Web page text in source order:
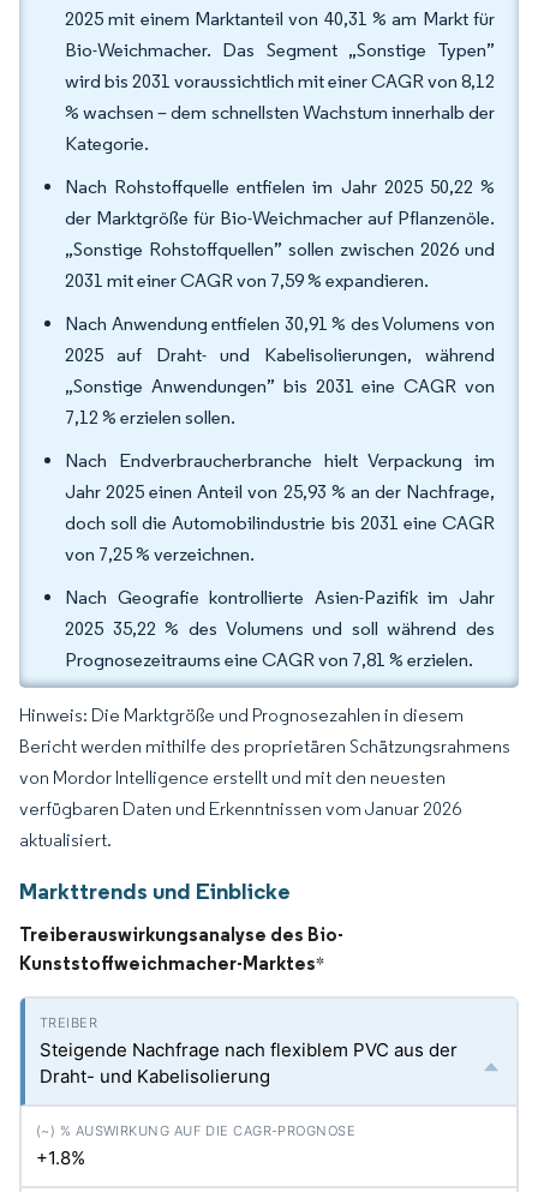
2025 mit einem Marktanteil von 40,31 % am Markt für
Bio-Weichmacher. Das Segment „Sonstige Typen”
wird bis 2031 voraussichtlich mit einer CAGR von 8,12
% wachsen – dem schnellsten Wachstum innerhalb der
Kategorie.
Nach Rohstoffquelle entfielen im Jahr 2025 50,22 %
der Marktgröße für Bio-Weichmacher auf Pflanzenöle.
„Sonstige Rohstoffquellen” sollen zwischen 2026 und
2031 mit einer CAGR von 7,59 % expandieren.
Nach Anwendung entfielen 30,91 % des Volumens von
2025 auf Draht- und Kabelisolierungen, während
„Sonstige Anwendungen” bis 2031 eine CAGR von
7,12 % erzielen sollen.
Nach Endverbraucherbranche hielt Verpackung im
Jahr 2025 einen Anteil von 25,93 % an der Nachfrage,
doch soll die Automobilindustrie bis 2031 eine CAGR
von 7,25 % verzeichnen.
Nach Geografie kontrollierte Asien-Pazifik im Jahr
2025 35,22 % des Volumens und soll während des
Prognosezeitraums eine CAGR von 7,81 % erzielen.
Hinweis: Die Marktgröße und Prognosezahlen in diesem
Bericht werden mithilfe des proprietären Schätzungsrahmens
von Mordor Intelligence erstellt und mit den neuesten
verfügbaren Daten und Erkenntnissen vom Januar 2026
aktualisiert.
Markttrends und Einblicke
Treiberauswirkungsanalyse des Bio-
Kunststoffweichmacher-Marktes*
Steigende Nachfrage nach flexiblem PVC aus der
Draht- und Kabelisolierung
+1.8%